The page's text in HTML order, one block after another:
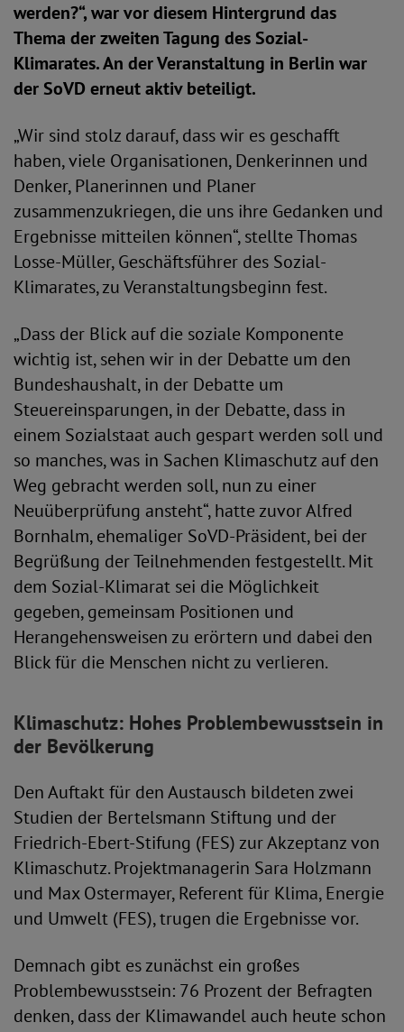
werden?“, war vor diesem Hintergrund das
Thema der zweiten Tagung des Sozial-
Klimarates. An der Veranstaltung in Berlin war
der SoVD erneut aktiv beteiligt.
„Wir sind stolz darauf, dass wir es geschafft
haben, viele Organisationen, Denkerinnen und
Denker, Planerinnen und Planer
zusammenzukriegen, die uns ihre Gedanken und
Ergebnisse mitteilen können“, stellte Thomas
Losse-Müller, Geschäftsführer des Sozial-
Klimarates, zu Veranstaltungsbeginn fest.
„Dass der Blick auf die soziale Komponente
wichtig ist, sehen wir in der Debatte um den
Bundeshaushalt, in der Debatte um
Steuereinsparungen, in der Debatte, dass in
einem Sozialstaat auch gespart werden soll und
so manches, was in Sachen Klimaschutz auf den
Weg gebracht werden soll, nun zu einer
Neuüberprüfung ansteht“, hatte zuvor Alfred
Bornhalm, ehemaliger SoVD-Präsident, bei der
Begrüßung der Teilnehmenden festgestellt. Mit
dem Sozial-Klimarat sei die Möglichkeit
gegeben, gemeinsam Positionen und
Herangehensweisen zu erörtern und dabei den
Blick für die Menschen nicht zu verlieren.
Klimaschutz: Hohes Problembewusstsein in
der Bevölkerung
Den Auftakt für den Austausch bildeten zwei
Studien der Bertelsmann Stiftung und der
Friedrich-Ebert-Stifung (FES) zur Akzeptanz von
Klimaschutz. Projektmanagerin Sara Holzmann
und Max Ostermayer, Referent für Klima, Energie
und Umwelt (FES), trugen die Ergebnisse vor.
Demnach gibt es zunächst ein großes
Problembewusstsein: 76 Prozent der Befragten
denken, dass der Klimawandel auch heute schon